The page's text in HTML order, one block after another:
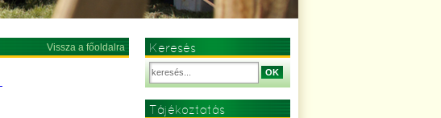
Vissza a főoldalra Keresés
OK
Tájékoztatás